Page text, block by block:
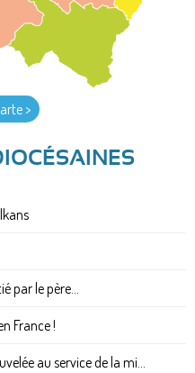
>
par le père...
France !
au service de la mi...